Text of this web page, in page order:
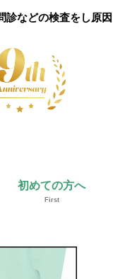
診などの検査をし原
初めての方へ
First